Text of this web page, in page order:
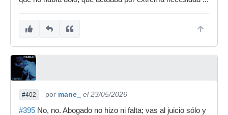
#402 por mane_
el 23/05/2026
#395 No, no. Abogado no hizo ni falta; vas al juicio sólo y